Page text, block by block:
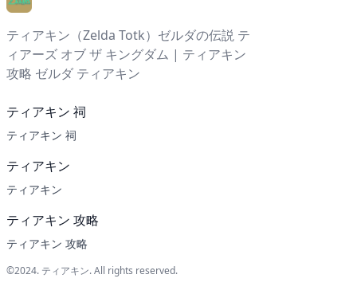
ティアキン（Zelda Totk）ゼルダの伝説 テ
ィアーズ オブ ザ キングダム | ティアキン
攻略 ゼルダ ティアキン
ティアキン 祠
ティアキン 祠
ティアキン
ティアキン
ティアキン 攻略
ティアキン 攻略
©2024. ティアキン. All rights reserved.